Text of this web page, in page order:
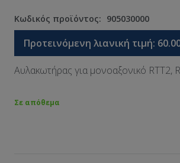
Κωδικός προϊόντος: 905030000
Προτεινόμενη λιανική τιμή:
Αυλακωτήρας για μονοαξονικό RTT2,
Σε απόθεμα